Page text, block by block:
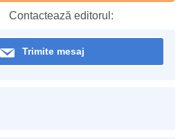
Contactează editorul:
Trimite mesaj